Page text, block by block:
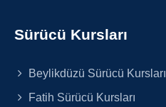
Sürücü Kursları
Beylikdüzü Sürücü Kursları
Fatih Sürücü Kursları